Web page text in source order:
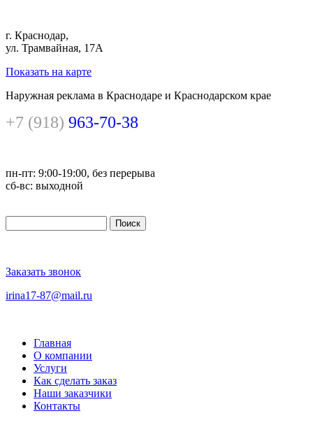
г. Краснодар,
ул. Трамвайная, 17А
Показать на карте
Наружная реклама в Краснодаре и Краснодарском крае
+7 (918) 963-70-38
пн-пт: 9:00-19:00, без перерыва
сб-вс: выходной
Форма поиска
Заказать звонок
irina17-87@mail.ru
Главная
О компании
Услуги
Как сделать заказ
Наши заказчики
Контакты